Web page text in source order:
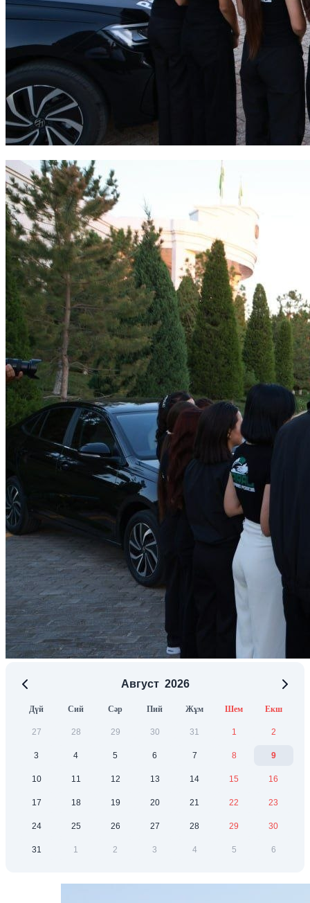
Август 2026
Дүй Сий Сәр Пий Жұм Шем Екш
27 28 29 30 31 1 2
3 4 5 6 7 8 9
10 11 12 13 14 15 16
17 18 19 20 21 22 23
24 25 26 27 28 29 30
31 1 2 3 4 5 6